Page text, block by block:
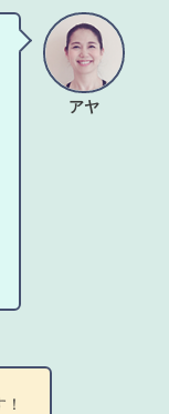
アヤ